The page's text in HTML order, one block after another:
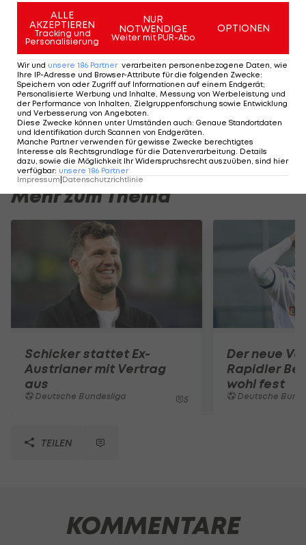
Zähler hinter dem Relegationsrang für die zweite
Bundesliga.
Highlights: Nach frühem Rückstand:
Austria Salzburg schießt die Vienna ab
Fußball - ADMIRAL 2. Liga
Highlights:
den FAC
Fußball -
Mehr zum Thema
Schicker stattet Ex-
Austrianer mit Vertrag
aus
Deutsche Bundesliga 5
Der neue
Rapidler
wohl fest
Deutsche
TEILEN
KOMMENTARE
ALLE
AKZEPTIEREN
Tracking und
Personalisierung
NUR
NOTWENDIGE
Weiter mit PUR-Abo
OPTIONEN
Wir und unsere 186 Partner verarbeiten personenbezogene Daten, wie
Ihre IP-Adresse und Browser-Attribute für die folgenden Zwecke:
Speichern von oder Zugriff auf Informationen auf einem Endgerät;
Personalisierte Werbung und Inhalte, Messung von Werbeleistung und
der Performance von Inhalten, Zielgruppenforschung sowie Entwicklung
und Verbesserung von Angeboten
Diese Zwecke können unter Umständen auch: Genaue Standortdaten
und Identifikation durch Scannen von Endgeräten
Manche Partner verwenden für gewisse Zwecke berechtigtes
Interesse als Rechtsgrundlage für die Datenverarbeitung. Details
dazu, sowie die Möglichkeit Ihr Widerspruchsrecht auszuüben, sind hier
verfügbar: unsere 186 Partner
Impressum|Datenschutzrichtlinie